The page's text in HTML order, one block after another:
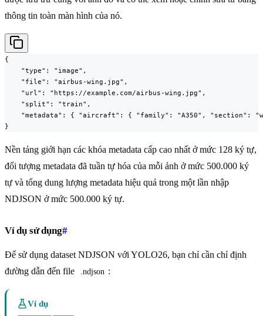
thông tin toàn màn hình của nó.
{
    "type": "image",
    "file": "airbus-wing.jpg",
    "url": "https://example.com/airbus-wing.jpg",
    "split": "train",
"metadata": { "aircraft": { "family": "A350", "section":
}
Nền tảng giới hạn các khóa metadata cấp cao nhất ở mức 128 ký tự,
đối tượng metadata đã tuần tự hóa của mỗi ảnh ở mức 500.000 ký
tự và tổng dung lượng metadata hiệu quả trong một lần nhập
NDJSON ở mức 500.000 ký tự.
Ví dụ sử dụng#
Để sử dụng dataset NDJSON với YOLO26, bạn chỉ cần chỉ định
đường dẫn đến file
.ndjson :
Ví dụ